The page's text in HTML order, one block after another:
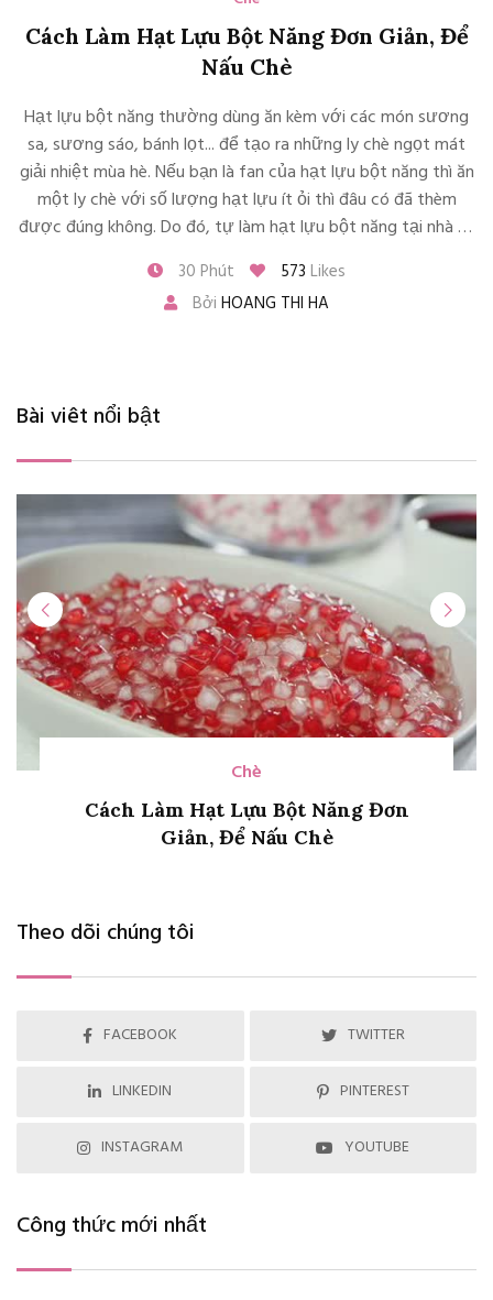
Cách Làm Hạt Lựu Bột Năng Đơn Giản, Để
Nấu Chè
Hạt lựu bột năng thường dùng ăn kèm với các món sương
sa, sương sáo, bánh lọt... để tạo ra những ly chè ngọt mát
giải nhiệt mùa hè. Nếu bạn là fan của hạt lựu bột năng thì ăn
một ly chè với số lượng hạt lựu ít ỏi thì đâu có đã thèm
được đúng không. Do đó, tự làm hạt lựu bột năng tại nhà sẽ
để rảnh rỗi triển ngay nào.
30 Phút 573 Likes
Bởi HOANG THI HA
Bài viêt nổi bật
Chè
Cách Làm Hạt Lựu Bột Năng Đơn
Giản, Để Nấu Chè
Theo dõi chúng tôi
FACEBOOK TWITTER
LINKEDIN PINTEREST
INSTAGRAM YOUTUBE
Công thức mới nhất